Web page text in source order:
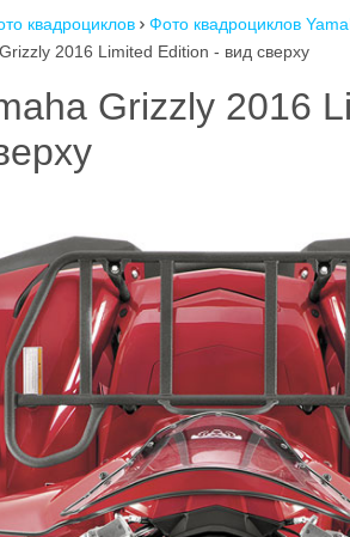
квадроциклов  Фото квадроциклов
2016 Limited Edition - вид сверху
Grizzly 2016